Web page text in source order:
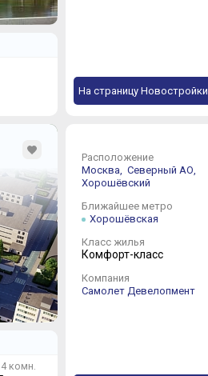
На страницу Новостройки
4 комн.
Расположение
Москва,
Северный АО,
Хорошёвский
Ближайшее метро
Хорошёвская
Класс жилья
Комфорт-класс
Компания
Самолет Девелопмент